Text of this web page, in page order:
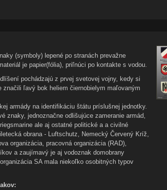
(symboly) lepené po stranách prevažne
je papier(fólia), priľnúci po kontakte s vodou.
pochádzajú z prvej svetovej vojny, kedy si
značili ľavý bok heliem čiernobielym maľovaným
armády na identifikáciu štátu príslušnej jednotky.
znaky, jednoznačne odlišujúce zameranie armád,
ale aj ostatné politické a a civilné
obrana - Luftschutz, Nemecký Červený Kríž,
organizácia, pracovná organizácia (RAD),
a zaujímavý je aj vodoznak domobrany
SA mala niekoľko osobitných typov